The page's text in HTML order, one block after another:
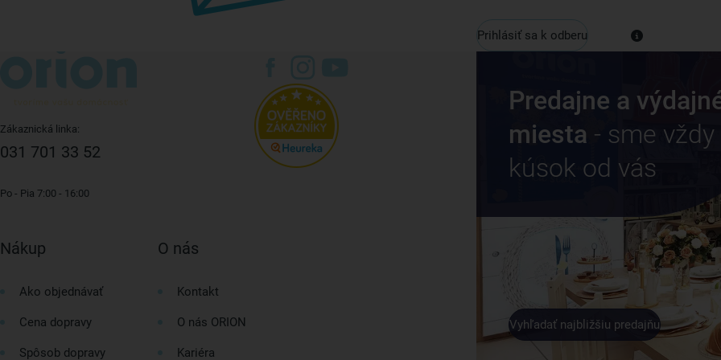
Prihlásiť sa k odberu
Predajne a
miesta - sme vždy
kúsok od vás
Vyhľadať najbližšiu predajňu
Zákaznická linka:
031 701 33 52
Po - Pia 7:00 - 16:00
Nákup
Ako objednávať
Cena dopravy
Spôsob dopravy
O nás
Kontakt
O nás ORION
Kariéra